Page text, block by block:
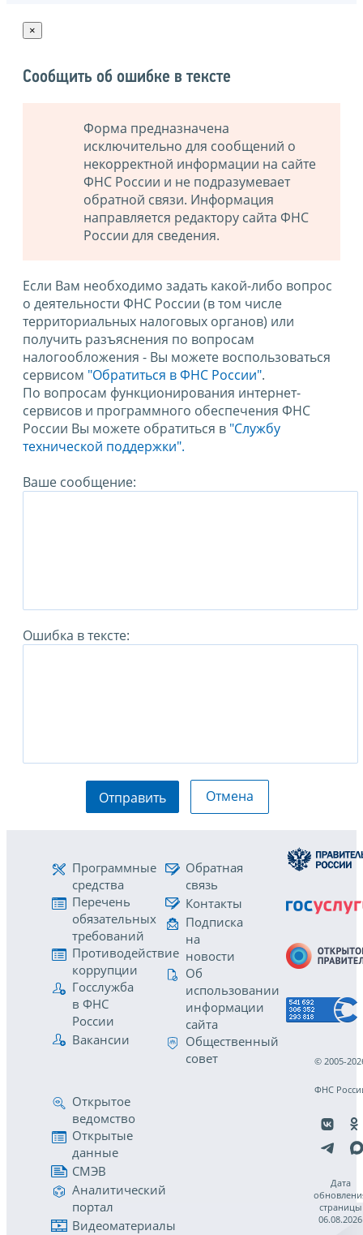
×
Сообщить об ошибке в тексте
Форма предназначена
исключительно для сообщений о
некорректной информации на сайте
ФНС России и не подразумевает
обратной связи. Информация
направляется редактору сайта ФНС
России для сведения.
Если Вам необходимо задать какой-либо вопрос
о деятельности ФНС России (в том числе
территориальных налоговых органов) или
получить разъяснения по вопросам
налогообложения - Вы можете воспользоваться
сервисом "Обратиться в ФНС России".
По вопросам функционирования интернет-
сервисов и программного обеспечения ФНС
России Вы можете обратиться в "Службу
технической поддержки".
Ваше сообщение:
Ошибка в тексте:
Отправить Отмена
Программные
средства
Перечень
обязательных
требований
Противодействие
коррупции
Госслужба
в ФНС
России
Вакансии
Обратная
связь
Контакты
Подписка
на
новости
Об
использовании
информации
сайта
Общественный
совет
Открытое
ведомство
Открытые
данные
СМЭВ
Аналитический
портал
Видеоматериалы
© 2005-
ФНС
Дата
страницы
06.08.2026